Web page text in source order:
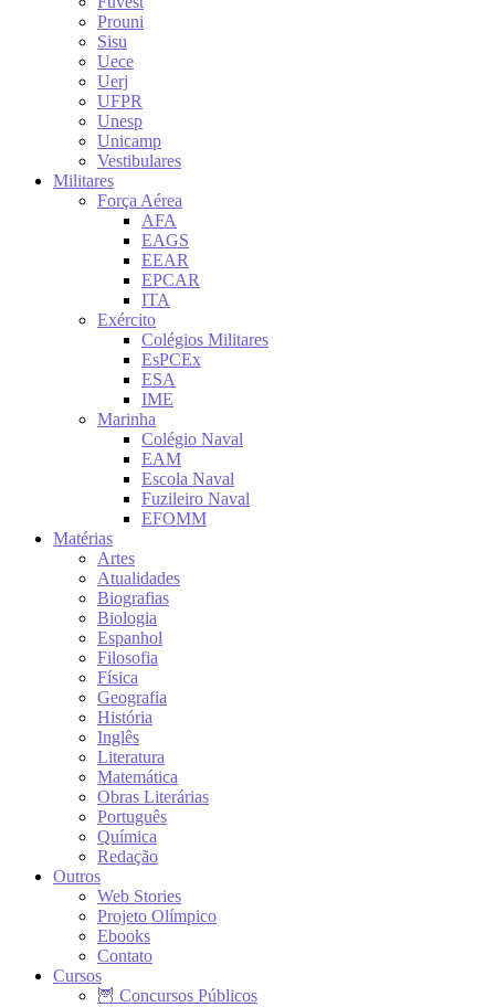
Prouni
Sisu
Uece
Uerj
UFPR
Unesp
Unicamp
Vestibulares
Militares
Força Aérea
AFA
EAGS
EEAR
EPCAR
ITA
Exército
Colégios Militares
EsPCEx
ESA
IME
Marinha
Colégio Naval
EAM
Escola Naval
Fuzileiro Naval
EFOMM
Matérias
Artes
Atualidades
Biografias
Biologia
Espanhol
Filosofia
Física
Geografia
História
Inglês
Literatura
Matemática
Obras Literárias
Português
Química
Redação
Outros
Web Stories
Projeto Olímpico
Ebooks
Contato
Cursos
🦉 Concursos Públicos